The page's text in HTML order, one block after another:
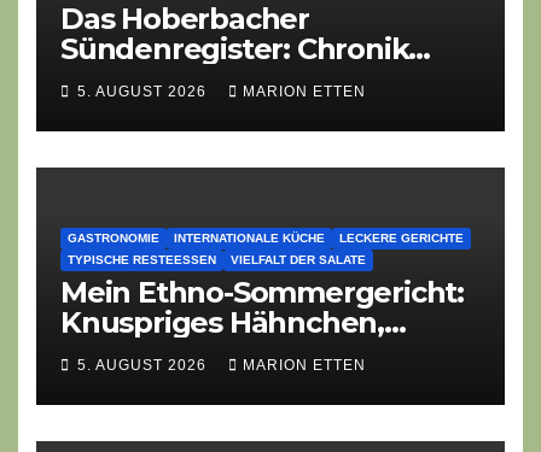
Das Hoberbacher
Sündenregister: Chronik
eines angekündigten
Dorffest-Debakels
5. AUGUST 2026 MARION ETTEN
GASTRONOMIE INTERNATIONALE KÜCHE
LECKERE GERICHTE
TYPISCHE RESTEESSEN
VIELFALT DER SALATE
Mein Ethno-Sommergericht:
Knuspriges Hähnchen,
Lauch-Rührei, Salat
5. AUGUST 2026 MARION ETTEN